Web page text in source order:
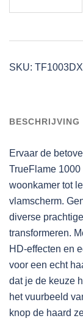
Solution
LCD
SKU: TF1003DX
BESCHRIJVING
Ervaar de
TrueFlame
woonkamer tot
vlamscherm.
diverse
transformeren.
HD-effecten en
voor een echt
dat je de keuze
het vuurbeeld
knop de haard